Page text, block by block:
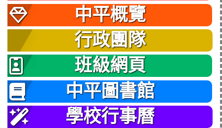
中平概覽
行政團隊
班級網頁
中平圖書館
學校行事曆